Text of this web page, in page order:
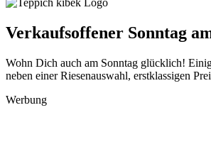
Verkaufsoffener Sonntag
Wohn Dich auch am Sonntag glücklich!
neben einer Riesenauswahl, erstklassigen
Werbung